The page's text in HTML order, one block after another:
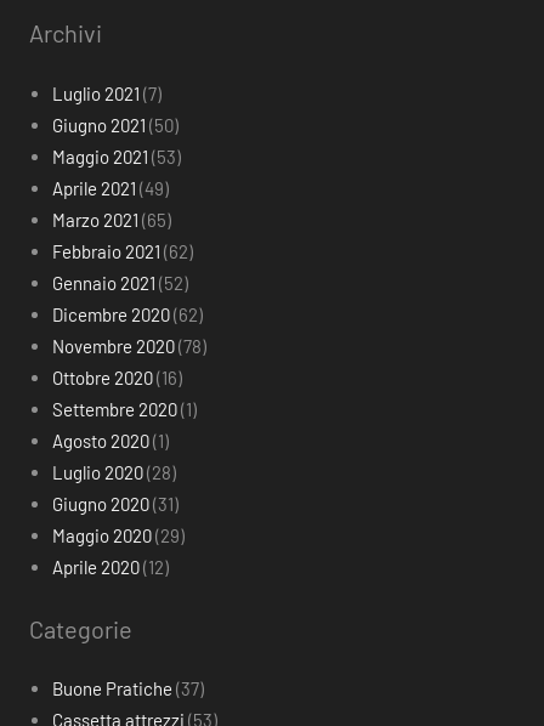
Archivi
Luglio 2021 (7)
Giugno 2021 (50)
Maggio 2021 (53)
Aprile 2021 (49)
Marzo 2021 (65)
Febbraio 2021 (62)
Gennaio 2021 (52)
Dicembre 2020(62)
Novembre 2020(78)
Ottobre 2020(16)
Settembre 2020(1)
Agosto 2020(1)
Luglio 2020(28)
Giugno 2020(31)
Maggio 2020(29)
Aprile 2020(12)
Categorie
Buone Pratiche (37)
Cassetta attrezzi (53)